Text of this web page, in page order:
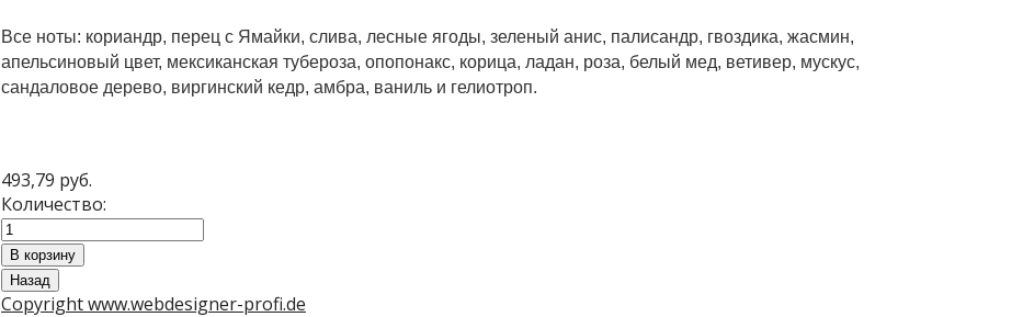
Все ноты: кориандр, перец с Ямайки, слива, лесные ягоды, зеленый анис, палисандр, гвоздика, жасмин,
апельсиновый цвет, мексиканская тубероза, опопонакс, корица, ладан, роза, белый мед, ветивер, мускус,
сандаловое дерево, виргинский кедр, амбра, ваниль и гелиотроп.
493,79 руб.
Количество:
Copyright www.webdesigner-profi.de